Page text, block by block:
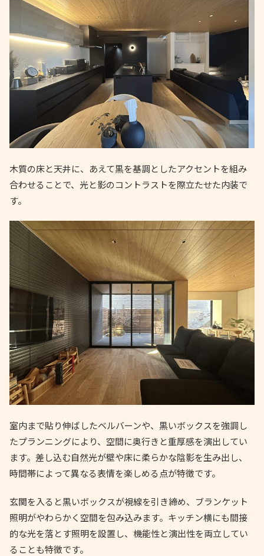
木質の床と天井に、あえて黒を基調としたアクセントを組み
合わせることで、光と影のコントラストを際立たせた内装で
す。
室内まで貼り伸ばしたベルバーンや、黒いボックスを強調し
たプランニングにより、空間に奥行きと重厚感を演出してい
ます。差し込む自然光が壁や床に柔らかな陰影を生み出し、
時間帯によって異なる表情を楽しめる点が特徴です。
玄関を入ると黒いボックスが視線を引き締め、ブランケット
照明がやわらかく空間を包み込みます。キッチン横にも間接
的な光を落とす照明を設置し、機能性と演出性を両立してい
ることも特徴です。